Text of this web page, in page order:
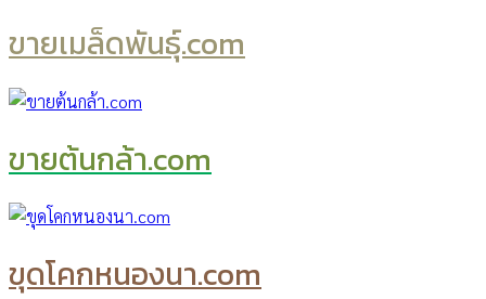
ขายเมล็ดพันธุ์.com
ขายต้นกล้า.com
ขุดโคกหนองนา.com